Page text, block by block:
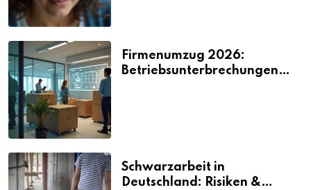
Firmenumzug 2026:
Betriebsunterbrechungen
Schwarzarbeit in
Deutschland: Risiken &